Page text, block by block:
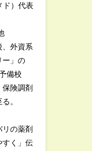
ド）代表
、外資系
ー」の
備校
保険調剤
。
の薬剤
すく」伝